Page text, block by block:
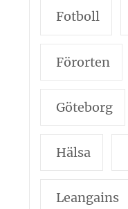
Fotboll
Förorten
Göteborg
Hälsa
Leangains